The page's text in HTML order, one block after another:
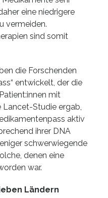
eine niedrigere
vermeiden.
sind somit
die Forschenden
entwickelt, der die
mit
Lancet-Studie ergab,
aktiv
ihrer DNA
schwerwiegende
denen eine
war.
Ländern